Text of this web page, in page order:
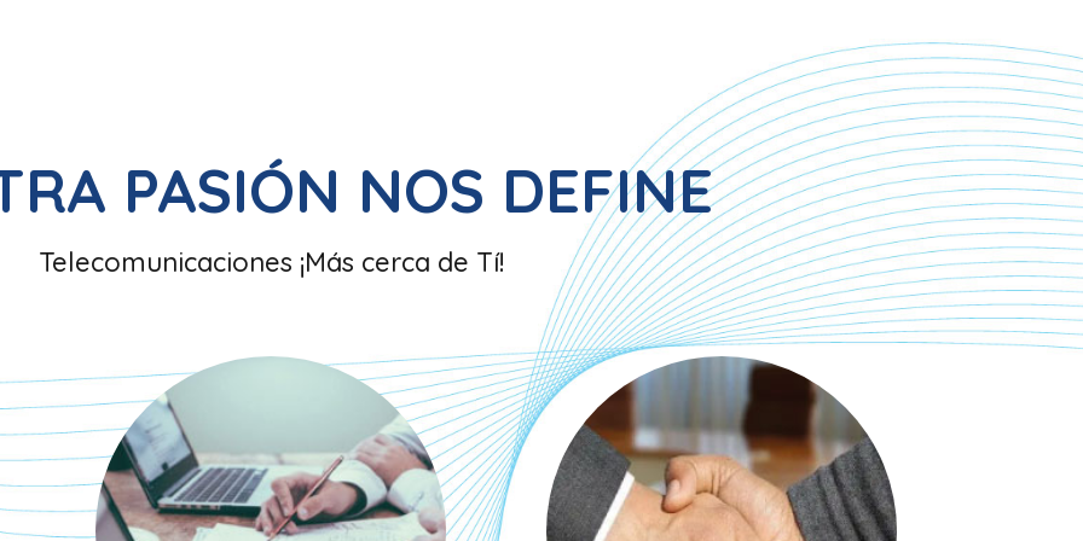
PASIÓN NOS DEFINE
Telecomunicaciones ¡Más cerca de Tí!